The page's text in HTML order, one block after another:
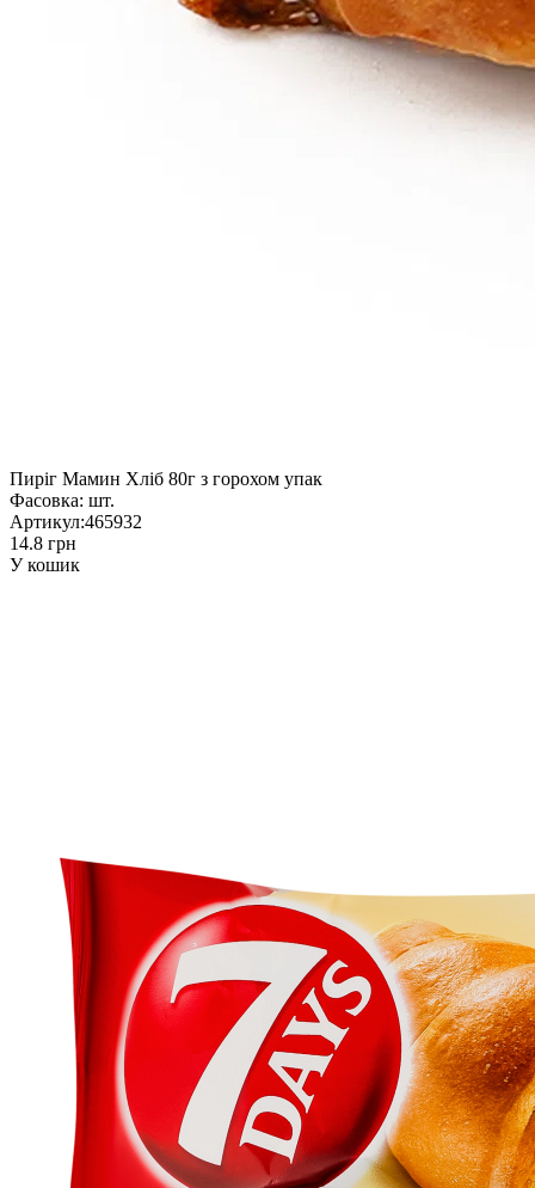
Пиріг Мамин Хліб 80г з горохом упак
Фасовка: шт.
Артикул:465932
14.8 грн
У кошик